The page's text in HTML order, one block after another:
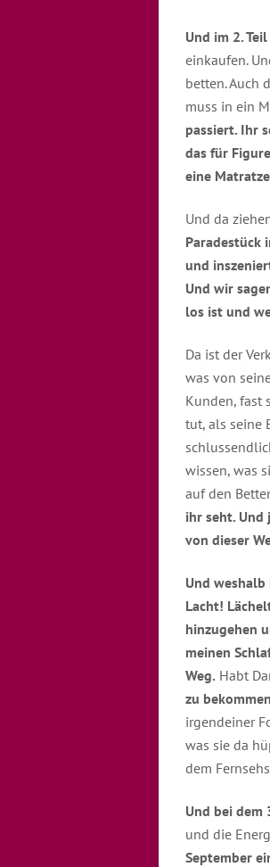
Und im 2. Teil
einkaufen.
betten. Auch
muss in ein
passiert. Ihr
das für
eine
Und da
Paradestück
und
Und wir
los ist und
Da ist der
was von
Kunden, fast
tut, als seine
wissen, was
auf den
ihr seht.
von dieser
Und
Lacht!
hinzugehen
meinen
Weg. Habt
zu
irgendeiner
was sie da
dem
Und bei dem
und die
September